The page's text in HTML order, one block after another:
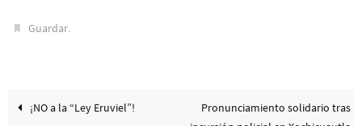
Guardar.
¡NO a la “Ley Eruviel”!
Pronunciamiento solidario tras